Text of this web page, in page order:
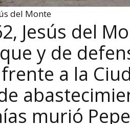
del Monte
Jesús del
y de
a la
murió